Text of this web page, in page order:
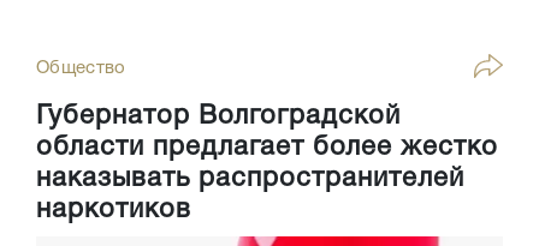
Общество
Губернатор Волгоградской
области предлагает более жестко
наказывать распространителей
наркотиков